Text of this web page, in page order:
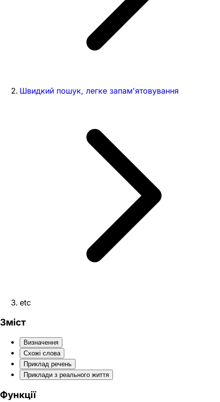
Швидкий пошук, легке запам'ятовування
etc
Зміст
Визначення
Схожі слова
Приклад речень
Приклади з реального життя
Функції